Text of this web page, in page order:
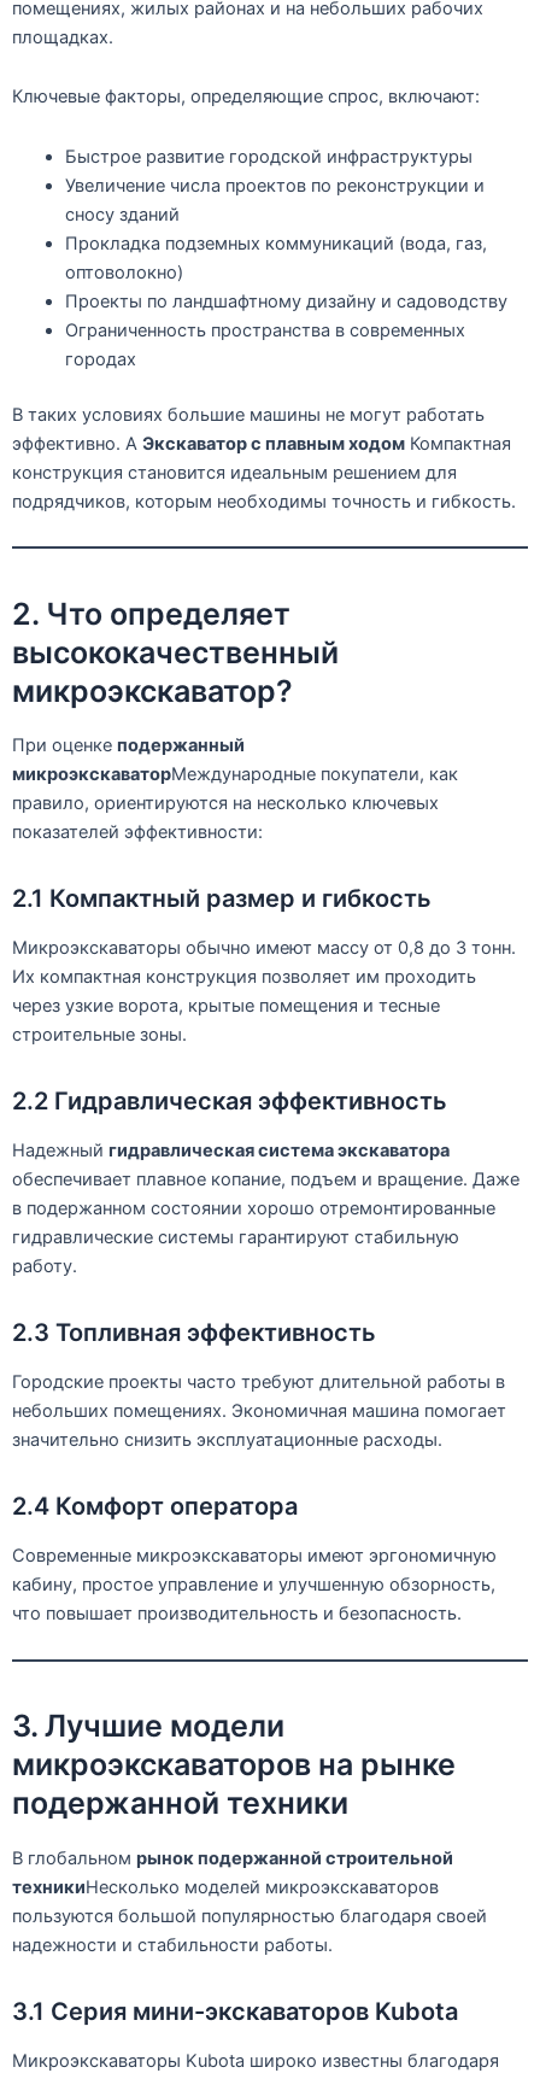
помещениях, жилых районах и на небольших рабочих
площадках.
Ключевые факторы, определяющие спрос, включают:
Быстрое развитие городской инфраструктуры
Увеличение числа проектов по реконструкции и
сносу зданий
Прокладка подземных коммуникаций (вода, газ,
оптоволокно)
Проекты по ландшафтному дизайну и садоводству
Ограниченность пространства в современных
городах
В таких условиях большие машины не могут работать
эффективно. A Экскаватор с плавным ходом Компактная
конструкция становится идеальным решением для
подрядчиков, которым необходимы точность и гибкость.
2. Что определяет
высококачественный
микроэкскаватор?
При оценке подержанный
микроэкскаваторМеждународные покупатели, как
правило, ориентируются на несколько ключевых
показателей эффективности:
2.1 Компактный размер и гибкость
Микроэкскаваторы обычно имеют массу от 0,8 до 3 тонн.
Их компактная конструкция позволяет им проходить
через узкие ворота, крытые помещения и тесные
строительные зоны.
2.2 Гидравлическая эффективность
Надежный гидравлическая система экскаватора
обеспечивает плавное копание, подъем и вращение. Даже
в подержанном состоянии хорошо отремонтированные
гидравлические системы гарантируют стабильную
работу.
2.3 Топливная эффективность
Городские проекты часто требуют длительной работы в
небольших помещениях. Экономичная машина помогает
значительно снизить эксплуатационные расходы.
2.4 Комфорт оператора
Современные микроэкскаваторы имеют эргономичную
кабину, простое управление и улучшенную обзорность,
что повышает производительность и безопасность.
3. Лучшие модели
микроэкскаваторов на рынке
подержанной техники
В глобальном рынок подержанной строительной
техникиНесколько моделей микроэкскаваторов
пользуются большой популярностью благодаря своей
надежности и стабильности работы.
3.1 Серия мини-экскаваторов Kubota
Микроэкскаваторы Kubota широко известны благодаря